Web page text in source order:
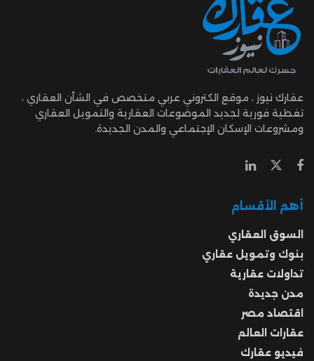
عقارك نيوز ، موقع الكتروني عربي متخصص في الشأن العقاري ،
تغطية فورية لجديد الموضوعات العقارية والتمويل العقاري
ومشروعات الإسكان الإجتماعي والمدن الجديدة.
أهم الأقسام
السوق العقاري
بنوك وتمويل عقاري
تداولات عقارية
مدن جديدة
اقتصاد مصر
عقارات العالم
فيديو عقارك